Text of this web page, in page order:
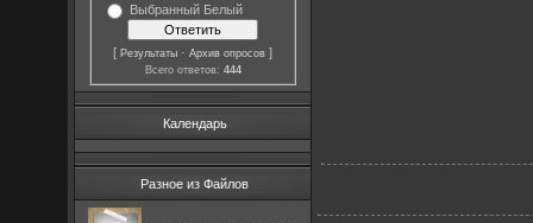
Выбранный Белый
[Результаты ·Архив опросов ]
Всего ответов: 444
Календарь
Разное из Файлов